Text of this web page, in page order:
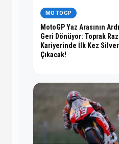
MOTOGP
MotoGP Yaz Arasının
Geri Dönüyor: Toprak
Kariyerinde İlk Kez
Çıkacak!